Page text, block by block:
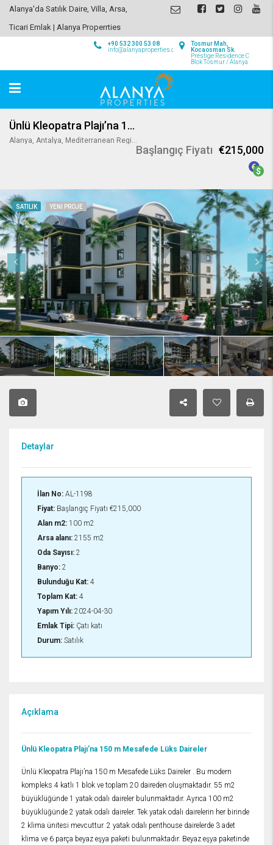
Alanya'da Satılık Daire, Villa, Arsa,
Ticari Emlak | Alanya Properrties
Tosmur Mah,
Kocaosman Sk.
Prestige Residence C
Blok Tosmur / Alanya
+90 532 300 53 08
info@alanyaproperties.com
Ünlü Kleopatra Plajı’na 150 m Mesafede Lüks Daireler
Alanya, Antalya, Mediterranean Region, 74000, Turkey
Başlangıç Fiyatı €215,000
SATILIK YENI PROJE
Detaylar
İlan No: AL-1198
Fiyat: Başlangıç Fiyatı €215,000
Alan m2: 100 m2
Arsa alanı: 2155 m2
Oda Sayısı: 2
Banyo: 2
Bulunduğu Kat: 4
Toplam Kat: 4
Yapım Yılı: 2024-04-30
Emlak Tipi: Çatı katı
Durum: Satılık
Açıklama
Ünlü Kleopatra Plajı’na 150 m Mesafede Lüks Daireler
Ünlü Kleopatra Plajı’na 150 m Mesafede Lüks Daireler . Bu modern
kompleks 4 katlı 1 blok ve toplam 20 daireden oluşmaktadır. 55 m2
büyüklüğünde 1 yatak odalı daireler bulunmaktadır. Ayrıca 100 m2
büyüklüğünde 2 yatak odalı daireler. Tek yatak odalı dairelerin her birinde
2 klima ünitesi mevcuttur. 2 yatak odalı penthouse dairelerde 3 adet
klima ve 6 parça beyaz eşya paketi bulunmaktadır. Beyaz eşya paketinde